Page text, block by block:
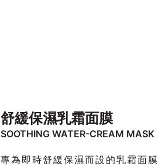
舒緩保濕乳霜面膜
SOOTHING WATER-CREAM MASK
專為即時舒緩保濕而設的乳霜面膜